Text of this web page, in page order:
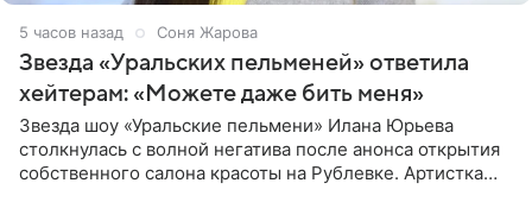
5 часов назад Соня Жарова
Звезда «Уральских пельменей» ответила
хейтерам: «Можете даже бить меня»
Звезда шоу «Уральские пельмени» Илана Юрьева
столкнулась с волной негатива после анонса открытия
собственного салона красоты на Рублевке. Артистка